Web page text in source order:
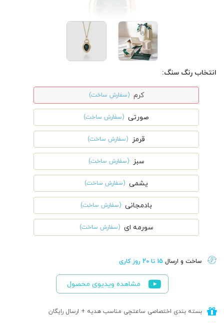
انتخاب رنگ سنگ:
کرم (سفارش ساخت)
صورتی (سفارش ساخت)
قرمز (سفارش ساخت)
سبز (سفارش ساخت)
یشمی (سفارش ساخت)
بادمجانی (سفارش ساخت)
سورمه ای (سفارش ساخت)
ساخت و ارسال 15 تا 20 روز کاری
مشاهده ویدیوی محصول
بسته بندی اختصاصی ساعتچی مناسب هدیه + ارسال رایگان